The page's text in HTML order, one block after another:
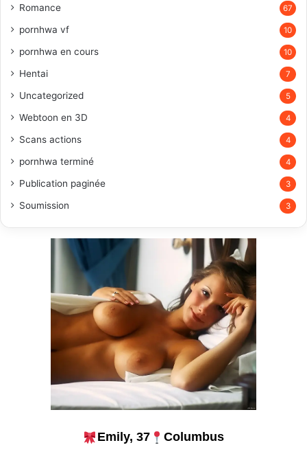
Romance 67
pornhwa vf 10
pornhwa en cours 10
Hentai 7
Uncategorized 5
Webtoon en 3D 4
Scans actions 4
pornhwa terminé 4
Publication paginée 3
Soumission 3
Emily, 37 Columbus